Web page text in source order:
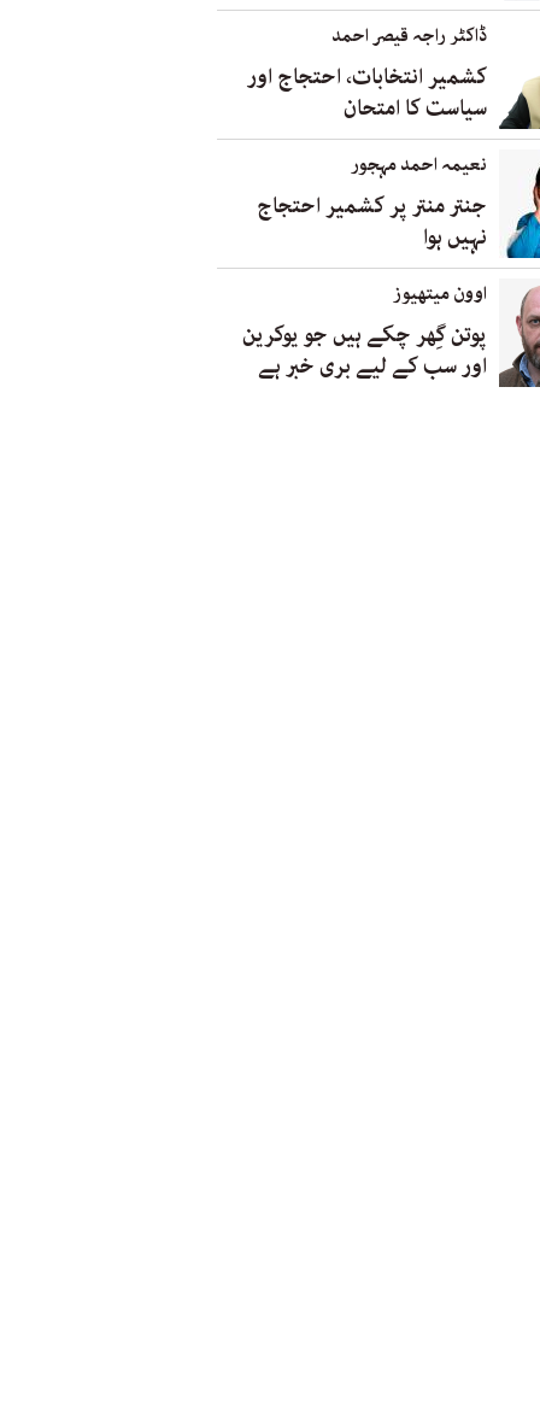
ڈاکٹر راجہ قیصر احمد
کشمیر انتخابات، احتجاج اور
سیاست کا امتحان
نعیمہ احمد مہجور
جنتر منتر پر کشمیر احتجاج
نہیں ہوا
اوون میتھیوز
پوتن گِھر چکے ہیں جو یوکرین
اور سب کے لیے بری خبر ہے